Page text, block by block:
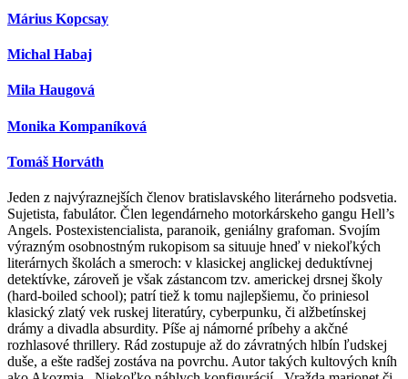
Márius Kopcsay
Michal Habaj
Mila Haugová
Monika Kompaníková
Tomáš Horváth
Jeden z najvýraznejších členov bratislavského literárneho podsvetia.
Sujetista, fabulátor. Člen legendárneho motorkárskeho gangu Hell’s
Angels. Postexistencialista, paranoik, geniálny grafoman. Svojím
výrazným osobnostným rukopisom sa situuje hneď v niekoľkých
literárnych školách a smeroch: v klasickej anglickej deduktívnej
detektívke, zároveň je však zástancom tzv. americkej drsnej školy
(hard-boiled school); patrí tiež k tomu najlepšiemu, čo priniesol
klasický zlatý vek ruskej literatúry, cyberpunku, či alžbetínskej
drámy a divadla absurdity. Píše aj námorné príbehy a akčné
rozhlasové thrillery. Rád zostupuje až do závratných hlbín ľudskej
duše, a ešte radšej zostáva na povrchu. Autor takých kultových kníh